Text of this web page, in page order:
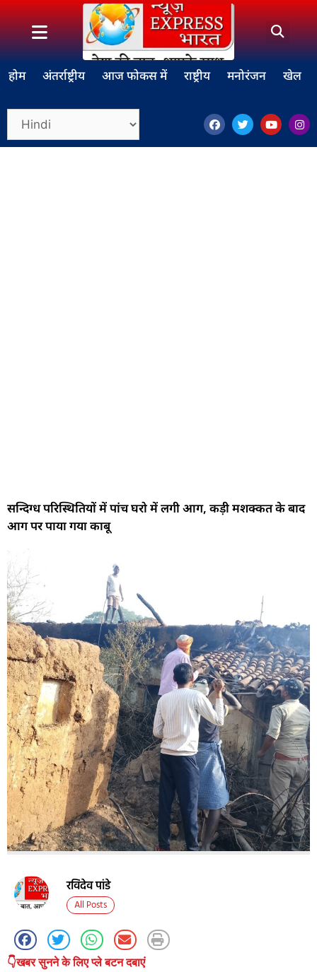
होम अंतर्राष्ट्रीय आज फोकस में राष्ट्रीय मनोरंजन खेल
सन्दिग्ध परिस्थितियों में पांच घरो में लगी आग, कड़ी मशक्कत के बाद
आग पर पाया गया काबू
रविदेव पांडे
All Posts
👇खबर सुनने के लिए प्ले बटन दबाएं